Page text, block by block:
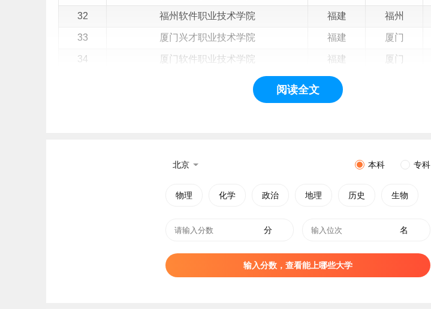
32 福州软件职业技术学院 福建 福州
33 厦门兴才职业技术学院 福建 厦门
34 厦门软件职业技术学院 福建 厦门
福建
福建
武夷山职业学院 南平
厦门安防科技职业学院 福建 厦门
泉州工程职业技术学院 福建 泉州
阅读全文
北京 本科 专科
物理 化学 政治 地理 历史 生物
分 名
输入分数，查看能上哪些大学